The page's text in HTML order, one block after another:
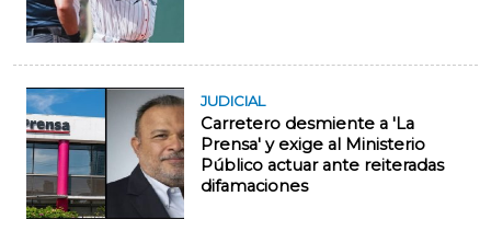
JUDICIAL
Carretero desmiente a 'La
Prensa' y exige al Ministerio
Público actuar ante reiteradas
difamaciones